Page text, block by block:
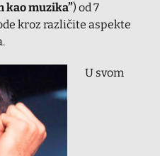
kao muzika”) od 7
kroz različite aspekte
U svom